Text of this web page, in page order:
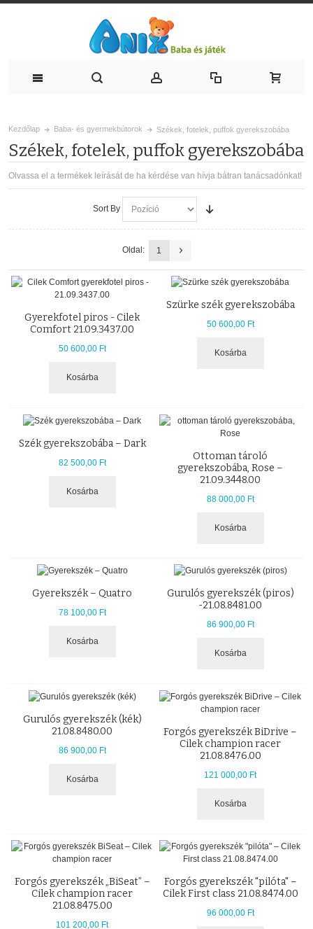
Kezdőlap Baba- és gyermekbútorok Székek, fotelek, puffok gyerekszobába
Székek, fotelek, puffok gyerekszobába
Olvassa el a termékek leírását de ha kérdése van hívja bátran tanácsadónkat!
Sort By
Oldal: 1
Gyerekfotel piros - Cilek
Comfort 21.09.3437.00
50 600,00 Ft
Kosárba
Szürke szék gyerekszobába
50 600,00 Ft
Kosárba
Szék gyerekszobába – Dark
82 500,00 Ft
Kosárba
Ottoman tároló
gyerekszobába, Rose –
21.09.3448.00
88 000,00 Ft
Kosárba
Gyerekszék – Quatro
78 100,00 Ft
Kosárba
Gurulós gyerekszék (piros)
-21.08.8481.00
86 900,00 Ft
Kosárba
Gurulós gyerekszék (kék)
21.08.8480.00
86 900,00 Ft
Kosárba
Forgós gyerekszék BiDrive –
Cilek champion racer
21.08.8476.00
121 000,00 Ft
Kosárba
Forgós gyerekszék „BiSeat” –
Cilek champion racer
21.08.8475.00
101 200,00 Ft
Forgós gyerekszék "pilóta" –
Cilek First class 21.08.8474.00
96 000,00 Ft